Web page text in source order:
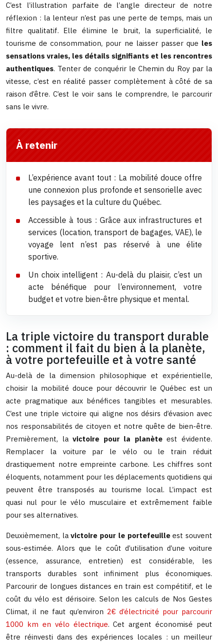
C’est l’illustration parfaite de l’angle directeur de notre
réflexion : la lenteur n’est pas une perte de temps, mais un
filtre qualitatif. Elle élimine le bruit, la superficialité, le
tourisme de consommation, pour ne laisser passer que les
sensations vraies, les détails signifiants et les rencontres
authentiques. Tenter de conquérir le Chemin du Roy par la
vitesse, c’est en réalité passer complètement à côté de sa
raison d’être. C’est le voir sans le comprendre, le parcourir
sans le vivre.
À retenir
L’expérience avant tout : La mobilité douce offre
une connexion plus profonde et sensorielle avec
les paysages et la culture du Québec.
Accessible à tous : Grâce aux infrastructures et
services (location, transport de bagages, VAE), le
voyage lent n’est pas réservé à une élite
sportive.
Un choix intelligent : Au-delà du plaisir, c’est un
acte bénéfique pour l’environnement, votre
budget et votre bien-être physique et mental.
La triple victoire du transport durable
: comment il fait du bien à la planète,
à votre portefeuille et à votre santé
Au-delà de la dimension philosophique et expérientielle,
choisir la mobilité douce pour découvrir le Québec est un
acte pragmatique aux bénéfices tangibles et mesurables.
C’est une triple victoire qui aligne nos désirs d’évasion avec
nos responsabilités de citoyen et notre quête de bien-être.
Premièrement, lavictoire pour la planèteest évidente.
Remplacer la voiture par le vélo ou le train réduit
drastiquement notre empreinte carbone. Les chiffres sont
éloquents, notamment pour les déplacements quotidiens qui
peuvent être transposés au tourisme local. L’impact est
quasi nul pour le vélo musculaire et extrêmement faible
pour ses alternatives.
Deuxièmement, lavictoire pour le portefeuilleest souvent
sous-estimée. Alors que le coût d’utilisation d’une voiture
(essence, assurance, entretien) est considérable, les
transports durables sont infiniment plus économiques.
Parcourir de longues distances en train est compétitif, et le
coût du vélo est dérisoire. Selon les calculs de Nos Gestes
Climat, il ne faut qu’environ 2€ d’électricité pour parcourir
1000 km en vélo électrique. Cet argent économisé peut
être réinvesti dans des expériences locales : un meilleur